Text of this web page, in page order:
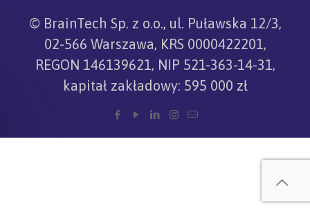
© BrainTech Sp. z o.o., ul. Puławska 12/3,
02-566 Warszawa, KRS 0000422201,
REGON 146139621, NIP 521-363-14-31,
kapitał zakładowy: 595 000 zł